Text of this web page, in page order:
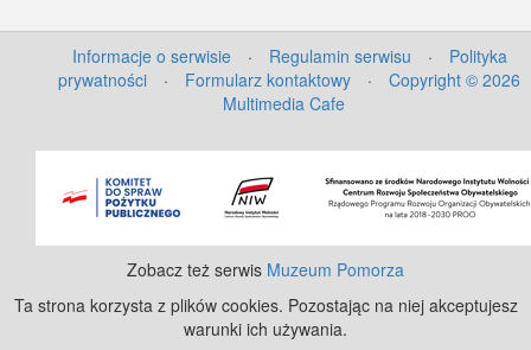
Informacje o serwisie · Regulamin serwisu ·
Polityka
prywatności
· Formularz kontaktowy ·
Copyright © 2026
Multimedia Cafe
Zobacz też serwis Muzeum Pomorza
Ta strona korzysta z plików cookies. Pozostając na niej akceptujesz
warunki ich używania.